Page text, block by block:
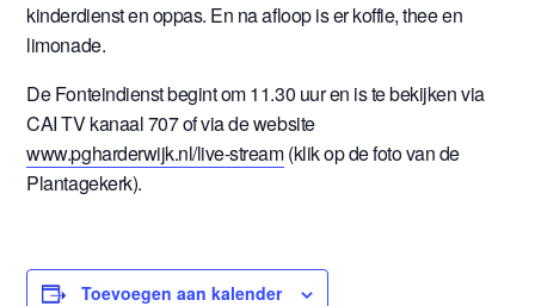
kinderdienst en oppas. En na afloop is er koffie, thee en
limonade.
De Fonteindienst begint om 11.30 uur en is te bekijken via
CAI TV kanaal 707 of via de website
www.pgharderwijk.nl/live-stream(klik op de foto van de
Plantagekerk).
Toevoegen aan kalender